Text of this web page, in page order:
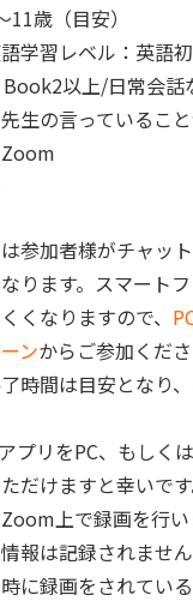
11歳（目安）
学習レベル：英語
以上/日常会話
生の言っていること
Zoom
参加者様がチャッ
ります。スマート
くなりますので、
ンからご参加くださ
時間は目安となり
リをPC、もしく
だけますと幸いです
上で録画を行
報は記録されませ
に録画をされてい